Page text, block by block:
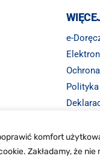
komfort
Zakładamy, że nie
e-